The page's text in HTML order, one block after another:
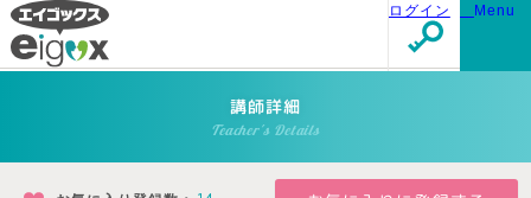
Menu
ログイン
講師詳細
Teacher's Details